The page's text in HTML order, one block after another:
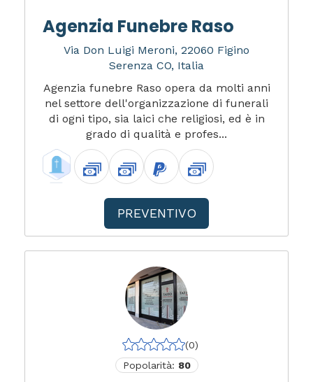
Agenzia Funebre Raso
Via Don Luigi Meroni, 22060 Figino
Serenza CO, Italia
Agenzia funebre Raso opera da molti anni
nel settore dell'organizzazione di funerali
di ogni tipo, sia laici che religiosi, ed è in
grado di qualità e profes...
PREVENTIVO
(0)
Popolarità: 80